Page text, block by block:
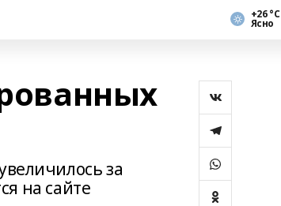
+26 °С
Ясно
за
на сайте